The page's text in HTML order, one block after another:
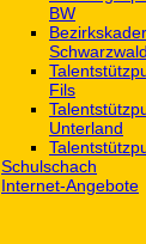
BW
Schwarzwald
Fils
Unterland
Schulschach
Internet-Angebote